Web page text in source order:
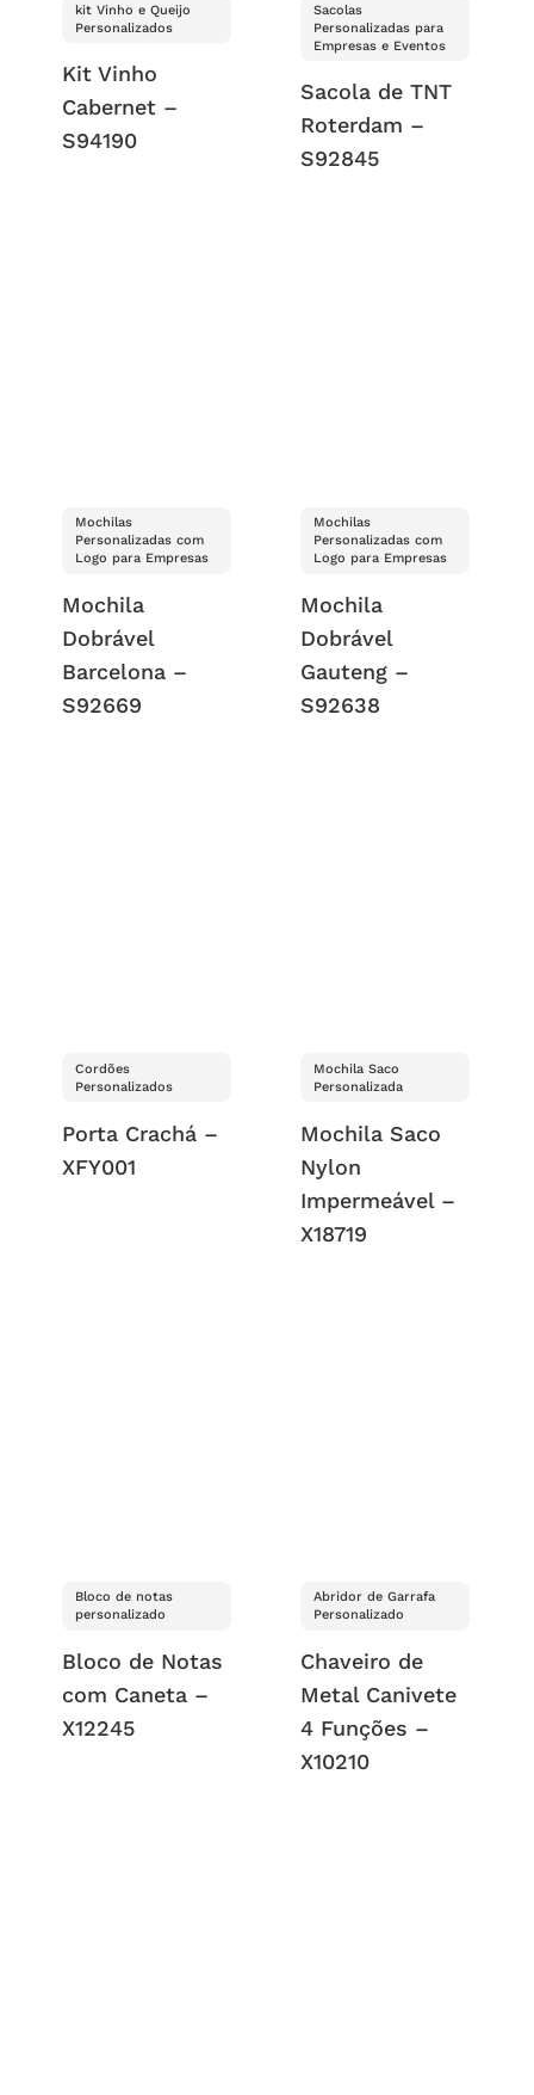
kit Vinho e Queijo
Personalizados
Kit Vinho
Cabernet –
S94190
Sacolas
Personalizadas para
Empresas e Eventos
Sacola de TNT
Roterdam –
S92845
Mochilas
Personalizadas com
Logo para Empresas
Mochila
Dobrável
Barcelona –
S92669
Mochilas
Personalizadas com
Logo para Empresas
Mochila
Dobrável
Gauteng –
S92638
Cordões
Personalizados
Porta Crachá –
XFY001
Mochila Saco
Personalizada
Mochila Saco
Nylon
Impermeável –
X18719
Bloco de notas
personalizado
Bloco de Notas
com Caneta –
X12245
Abridor de Garrafa
Personalizado
Chaveiro de
Metal Canivete
4 Funções –
X10210